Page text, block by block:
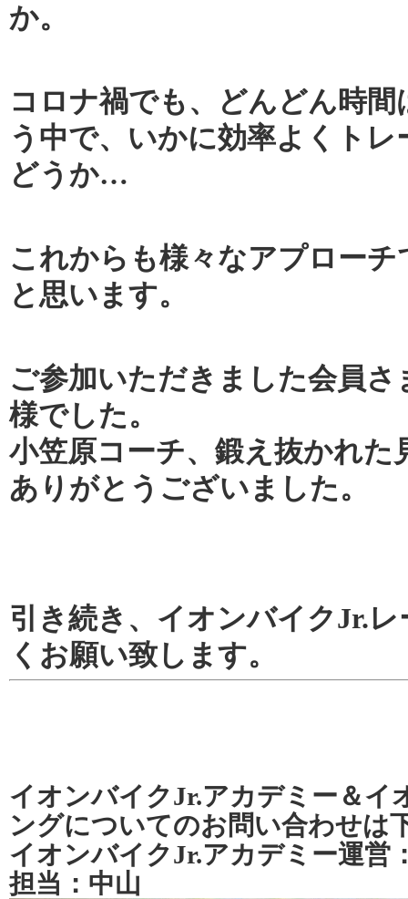
か。
コロナ禍でも、どんどん時
う中で、いかに効率よくト
どうか…
これからも様々なアプロー
と思います。
ご参加いただきました会員
様でした。
小笠原コーチ、鍛え抜かれた
ありがとうございました。
引き続き、イオンバイクJr.
くお願い致します。
イオンバイクJr.アカデミー＆イ
ングについてのお問い合わせは
イオンバイクJr.アカデミー運営
担当：中山